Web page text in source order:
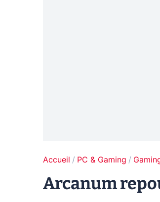
Accueil PC & Gaming
Arcanum